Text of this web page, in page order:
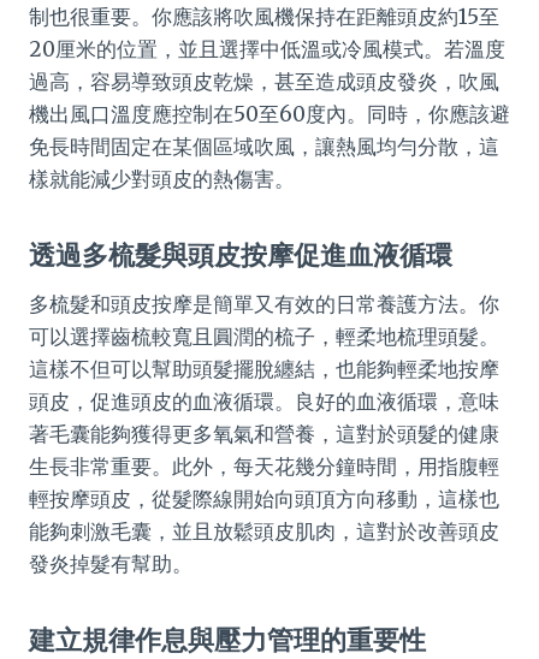
制也很重要。你應該將吹風機保持在距離頭皮約15至
20厘米的位置，並且選擇中低溫或冷風模式。若溫度
過高，容易導致頭皮乾燥，甚至造成頭皮發炎，吹風
機出風口溫度應控制在50至60度內。同時，你應該避
免長時間固定在某個區域吹風，讓熱風均勻分散，這
樣就能減少對頭皮的熱傷害。
透過多梳髮與頭皮按摩促進血液循環
多梳髮和頭皮按摩是簡單又有效的日常養護方法。你
可以選擇齒梳較寬且圓潤的梳子，輕柔地梳理頭髮。
這樣不但可以幫助頭髮擺脫纏結，也能夠輕柔地按摩
頭皮，促進頭皮的血液循環。良好的血液循環，意味
著毛囊能夠獲得更多氧氣和營養，這對於頭髮的健康
生長非常重要。此外，每天花幾分鐘時間，用指腹輕
輕按摩頭皮，從髮際線開始向頭頂方向移動，這樣也
能夠刺激毛囊，並且放鬆頭皮肌肉，這對於改善頭皮
發炎掉髮有幫助。
建立規律作息與壓力管理的重要性